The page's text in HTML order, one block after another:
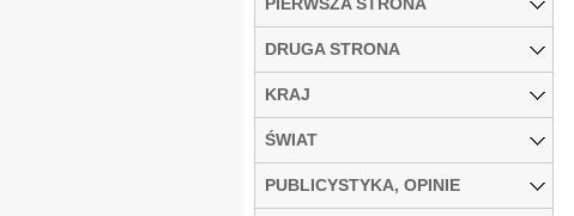
DRUGA STRONA
KRAJ
ŚWIAT
PUBLICYSTYKA, OPINIE